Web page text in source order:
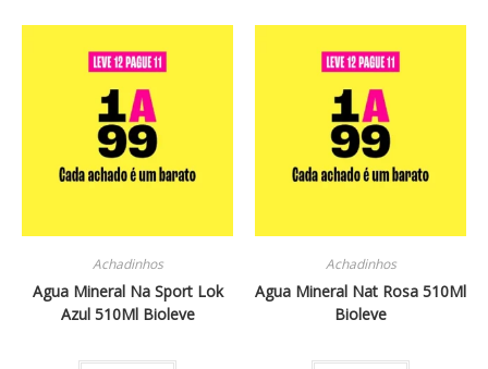
Achadinhos
Agua Mineral Na Sport Lok
Azul 510Ml Bioleve
Achadinhos
Agua Mineral Nat Rosa 510Ml
Bioleve